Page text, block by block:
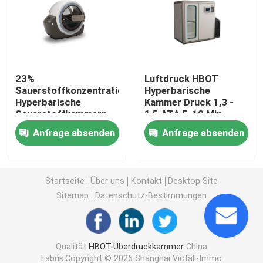
1,3 ATA Hyperbaric
Sitzende Überdruckkammer
Überdruckkammer-Sport-Wiederaufnahme
Gedrehte Sorgfalt-Überdruckkammer
Hyperbare Sauerstoff-Kammer Monoplace
Multiplace-Überdruckkammer
23%
Sauerstoffkonzentration
Hyperbarische
Sauerstoffkammern
CE ISO9001
zertifiziert
Anfrage absenden
Luftdruck HBOT
Hyperbarische
Kammer Druck 1,3 -
1,5 ATA 5-10 Min
Druckzeit
Anfrage absenden
Startseite Über uns Kontakt
Desktop Site
Sitemap
Datenschutz-Bestimmungen
Qualität HBOT-ÜberdruckkammerChina
Fabrik.Copyright © 2026 Shanghai Victall-Immo